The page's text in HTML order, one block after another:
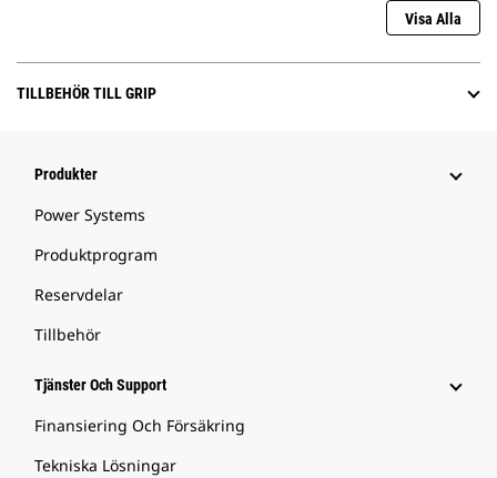
Visa Alla
TILLBEHÖR TILL GRIP
Produkter
Power Systems
Produktprogram
Reservdelar
Tillbehör
Tjänster Och Support
Finansiering Och Försäkring
Tekniska Lösningar